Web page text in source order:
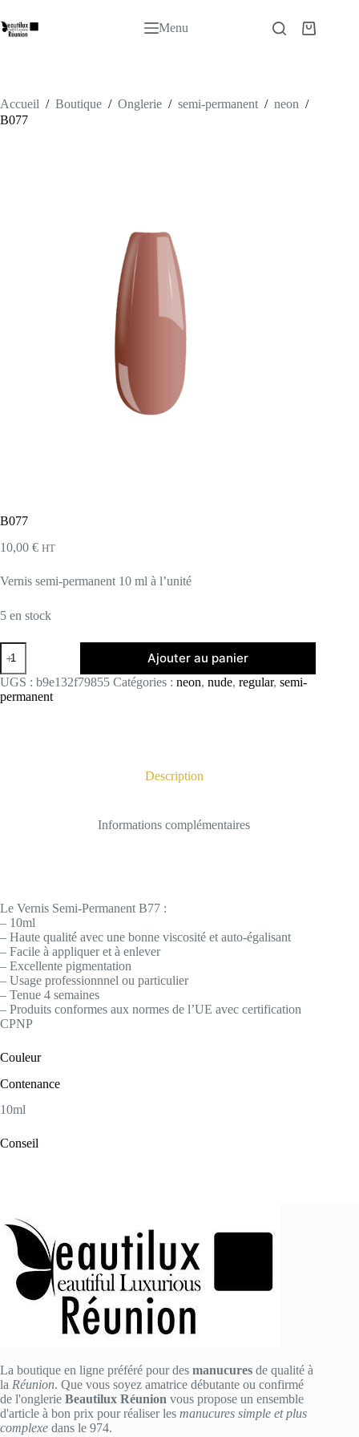
au
contenu
Menu
Panier
Accueil / Boutique / Onglerie / semi-permanent / neon /
B077
B077
10,00 € HT
Vernis semi-permanent 10 ml à l’unité
5 en stock
quantité
de
B077
Ajouter au panier
UGS : b9e132f79855 Catégories : neon, nude, regular, semi-
permanent
Description
Informations complémentaires
Le Vernis Semi-Permanent B77 :
– 10ml
– Haute qualité avec une bonne viscosité et auto-égalisant
– Facile à appliquer et à enlever
– Excellente pigmentation
– Usage professionnnel ou particulier
– Tenue 4 semaines
– Produits conformes aux normes de l’UE avec certification
CPNP
Couleur
Contenance
10ml
Conseil
La boutique en ligne préféré pour des manucures de qualité à
la Réunion. Que vous soyez amatrice débutante ou confirmé
de l'onglerie Beautilux Réunion vous propose un ensemble
d'article à bon prix pour réaliser les manucures simple et plus
complexe dans le 974.